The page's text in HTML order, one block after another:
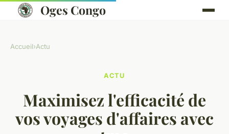
Oges Congo
Accueil›Actu
ACTU
Maximisez l'efficacité de
vos voyages d'affaires avec